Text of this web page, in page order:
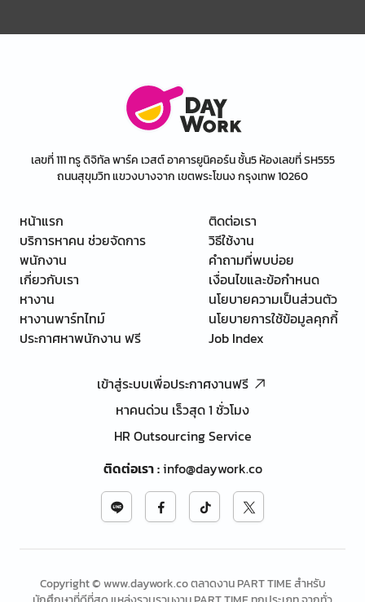
เลขที่ 111 ทรู ดิจิทัล พาร์ค เวสต์ อาคารยูนิคอร์น ชั้น5 ห้องเลขที่ SH555
ถนนสุขุมวิท แขวงบางจาก เขตพระโขนง กรุงเทพ 10260
หน้าแรก
บริการหาคน ช่วยจัดการ
พนักงาน
เกี่ยวกับเรา
หางาน
หางานพาร์ทไทม์
ประกาศหาพนักงาน ฟรี
ติดต่อเรา
วิธีใช้งาน
คำถามที่พบบ่อย
เงื่อนไขและข้อกำหนด
นโยบายความเป็นส่วนตัว
นโยบายการใช้ข้อมูลคุกกี้
Job Index
เข้าสู่ระบบเพื่อประกาศงานฟรี
หาคนด่วน เร็วสุด 1 ชั่วโมง
HR Outsourcing Service
ติดต่อเรา:info@daywork.co
Copyright © www.daywork.co ตลาดงาน PART TIME สำหรับ